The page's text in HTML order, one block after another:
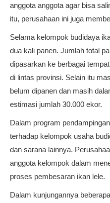
anggota anggota agar bisa
itu, perusahaan ini juga
Selama kelompok budidaya
dua kali panen. Jumlah total
dipasarkan ke berbagai
di lintas provinsi. Selain itu
belum dipanen dan masih
estimasi jumlah 30.000 ekor.
Dalam program
terhadap kelompok usaha
dan sarana lainnya.
anggota kelompok dalam
proses pembesaran ikan lele.
Dalam kunjungannya